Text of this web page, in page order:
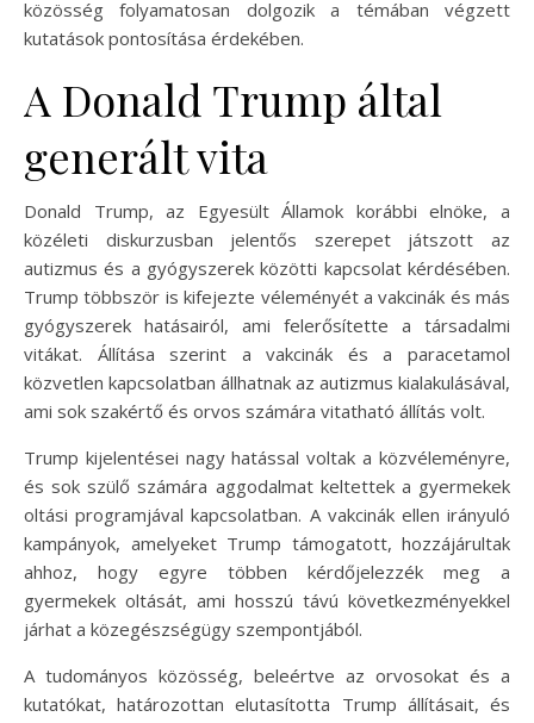
közösség folyamatosan dolgozik a témában végzett
kutatások pontosítása érdekében.
A Donald Trump által
generált vita
Donald Trump, az Egyesült Államok korábbi elnöke, a
közéleti diskurzusban jelentős szerepet játszott az
autizmus és a gyógyszerek közötti kapcsolat kérdésében.
Trump többször is kifejezte véleményét a vakcinák és más
gyógyszerek hatásairól, ami felerősítette a társadalmi
vitákat. Állítása szerint a vakcinák és a paracetamol
közvetlen kapcsolatban állhatnak az autizmus kialakulásával,
ami sok szakértő és orvos számára vitatható állítás volt.
Trump kijelentései nagy hatással voltak a közvéleményre,
és sok szülő számára aggodalmat keltettek a gyermekek
oltási programjával kapcsolatban. A vakcinák ellen irányuló
kampányok, amelyeket Trump támogatott, hozzájárultak
ahhoz, hogy egyre többen kérdőjelezzék meg a
gyermekek oltását, ami hosszú távú következményekkel
járhat a közegészségügy szempontjából.
A tudományos közösség, beleértve az orvosokat és a
kutatókat, határozottan elutasította Trump állításait, és